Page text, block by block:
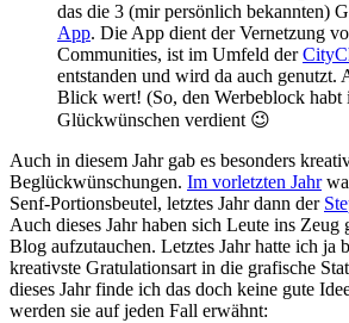
das die 3 (mir persönlich bekannten)
App. Die App dient der Vernetzung
Communities, ist im Umfeld der
entstanden und wird da auch genutzt.
Blick wert! (So, den Werbeblock habt
Glückwünschen verdient 😉
Auch in diesem Jahr gab es besonders
Beglückwünschungen. Im vorletzten Jahr
Senf-Portionsbeutel, letztes Jahr dann der
Auch dieses Jahr haben sich Leute ins Zeug
Blog aufzutauchen. Letztes Jahr hatte ich ja
kreativste Gratulationsart in die grafische
dieses Jahr finde ich das doch keine gute
werden sie auf jeden Fall erwähnt: